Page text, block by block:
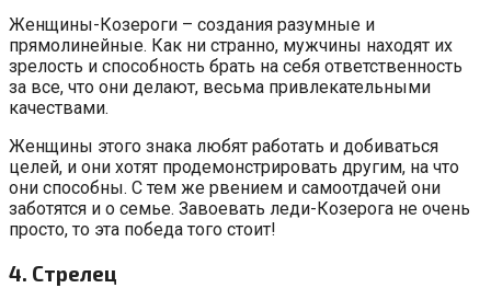
Женщины-Козероги – создания разумные и
прямолинейные. Как ни странно, мужчины находят их
зрелость и способность брать на себя ответственность
за все, что они делают, весьма привлекательными
качествами.
Женщины этого знака любят работать и добиваться
целей, и они хотят продемонстрировать другим, на что
они способны. С тем же рвением и самоотдачей они
заботятся и о семье. Завоевать леди-Козерога не очень
просто, то эта победа того стоит!
4. Стрелец